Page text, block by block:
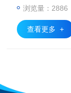
浏览量：2886
查看更多 +